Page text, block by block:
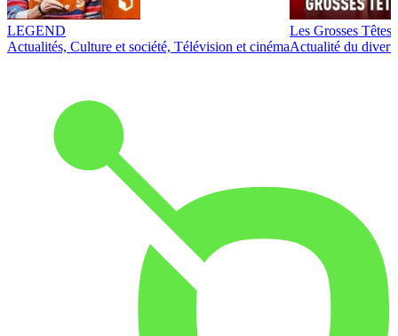
LEGEND
Actualités, Culture et société, Télévision et cinéma
Les Grosses Têtes
Actualité du